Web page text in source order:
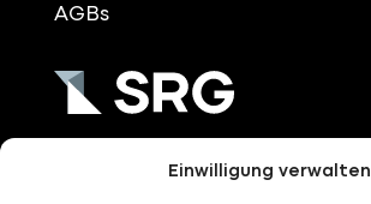
Einwilligung verwalten
AGBs
+49 (0)751/3704-0